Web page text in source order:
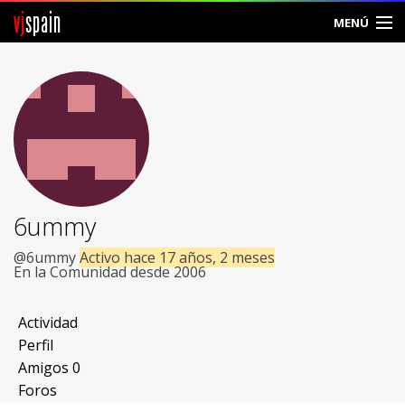
vjspain MENÚ
Foros
Noticias
Vjspain
Ayuda
Contacto
Entrar
Crear Cuenta
6ummy
@6ummyActivo hace 17 años, 2 meses
En la Comunidad desde 2006
Actividad
Perfil
Amigos 0
Foros